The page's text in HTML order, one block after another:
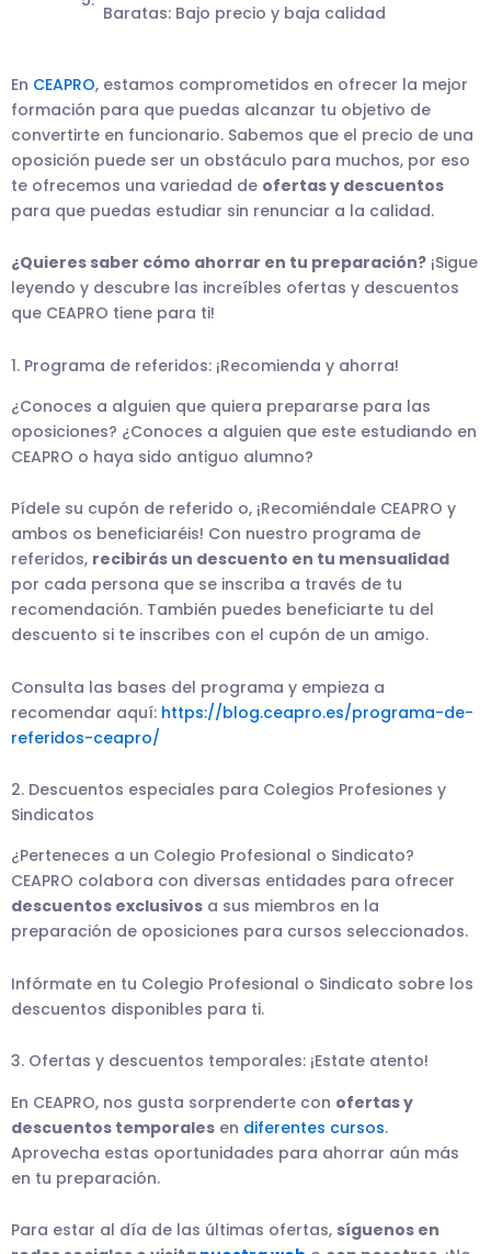
Baratas: Bajo precio y baja calidad
En CEAPRO, estamos comprometidos en ofrecer la mejor
formación para que puedas alcanzar tu objetivo de
convertirte en funcionario. Sabemos que el precio de una
oposición puede ser un obstáculo para muchos, por eso
te ofrecemos una variedad de ofertas y descuentos
para que puedas estudiar sin renunciar a la calidad.
¿Quieres saber cómo ahorrar en tu preparación? ¡Sigue
leyendo y descubre las increíbles ofertas y descuentos
que CEAPRO tiene para ti!
1. Programa de referidos: ¡Recomienda y ahorra!
¿Conoces a alguien que quiera prepararse para las
oposiciones? ¿Conoces a alguien que este estudiando en
CEAPRO o haya sido antiguo alumno?
Pídele su cupón de referido o, ¡Recomiéndale CEAPRO y
ambos os beneficiaréis! Con nuestro programa de
referidos, recibirás un descuento en tu mensualidad
por cada persona que se inscriba a través de tu
recomendación. También puedes beneficiarte tu del
descuento si te inscribes con el cupón de un amigo.
Consulta las bases del programa y empieza a
recomendar aquí: https://blog.ceapro.es/programa-de-
referidos-ceapro/
2. Descuentos especiales para Colegios Profesiones y
Sindicatos
¿Perteneces a un Colegio Profesional o Sindicato?
CEAPRO colabora con diversas entidades para ofrecer
descuentos exclusivos a sus miembros en la
preparación de oposiciones para cursos seleccionados.
Infórmate en tu Colegio Profesional o Sindicato sobre los
descuentos disponibles para ti.
3. Ofertas y descuentos temporales: ¡Estate atento!
En CEAPRO, nos gusta sorprenderte con ofertas y
descuentos temporales en diferentes cursos.
Aprovecha estas oportunidades para ahorrar aún más
en tu preparación.
Para estar al día de las últimas ofertas, síguenos en